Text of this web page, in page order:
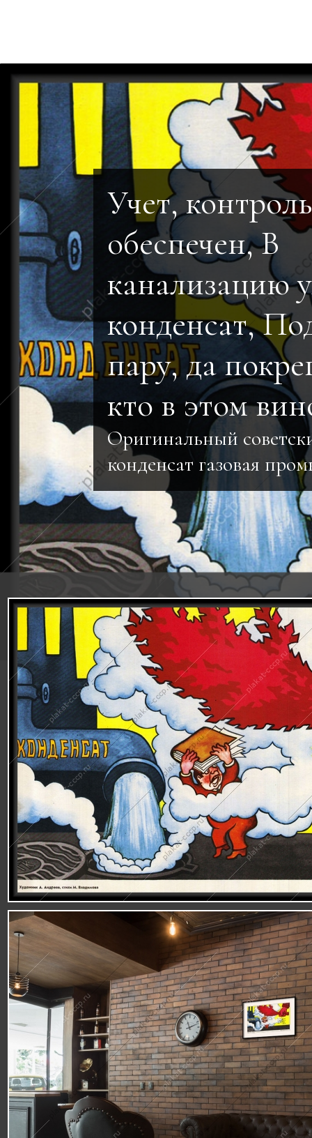
Учет,
обеспечен, В
канализацию
конденсат,
пару, да
кто в этом
Оригинальный
конденсат газовая